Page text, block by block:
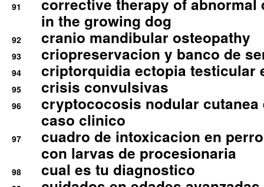
91
corrective therapy of abnormal
in the growing dog
92 cranio mandibular osteopathy
93 criopreservacion y banco de
94 criptorquidia ectopia testicular
95 crisis convulsivas
96
cryptococosis nodular cutanea
caso clinico
97
cuadro de intoxicacion en
con larvas de procesionaria
98 cual es tu diagnostico